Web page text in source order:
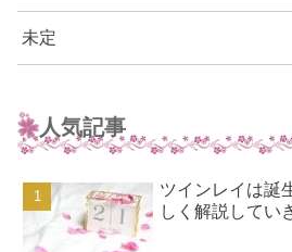
未定
人気記事
ツインレイは誕
しく解説してい